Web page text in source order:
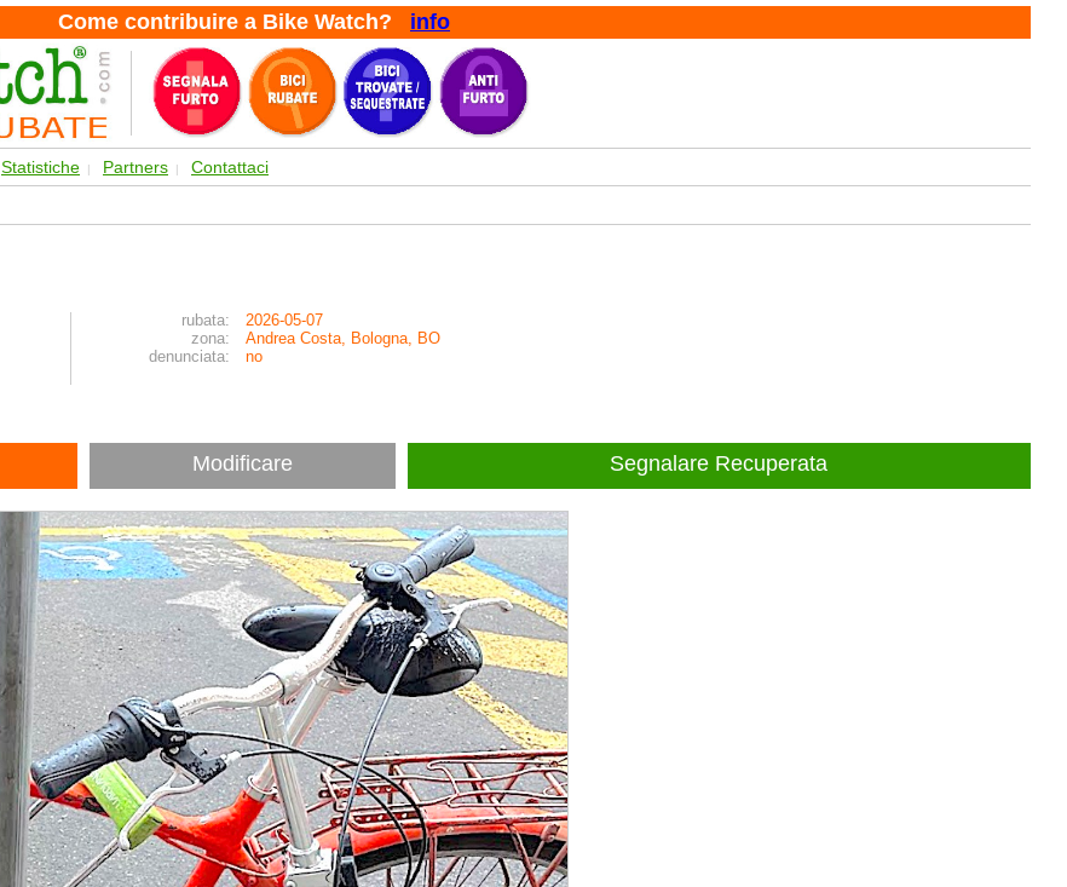
Come contribuire a Bike Watch? info
Statistiche | Partners | Contattaci
rubata:
2026-05-07
zona:
Andrea Costa, Bologna, BO
denunciata:
no
Modificare Segnalare Recuperata